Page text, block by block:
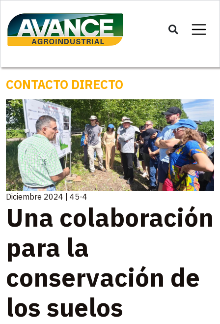
CONTACTO DIRECTO
Diciembre 2024 | 45-4
Una colaboración
para la
conservación de
los suelos